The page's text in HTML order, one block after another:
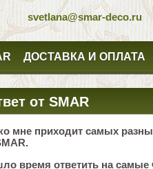
svetlana@smar-deco.ru
ДОСТАВКА И ОПЛАТА
от SMAR
мне приходит самых
время ответить на самые